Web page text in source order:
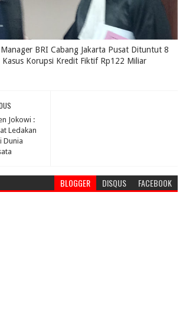
BRI Cabang Jakarta Pusat Dituntut 8
Kasus Korupsi Kredit Fiktif Rp122 Miliar
Jokowi :
Ledakan
Dunia
BLOGGER DISQUS FACEBOOK